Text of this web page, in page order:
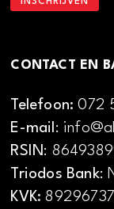
CONTACT EN
Telefoon:072
E-mail:
RSIN:
Triodos Bank:
KVK: 89296737